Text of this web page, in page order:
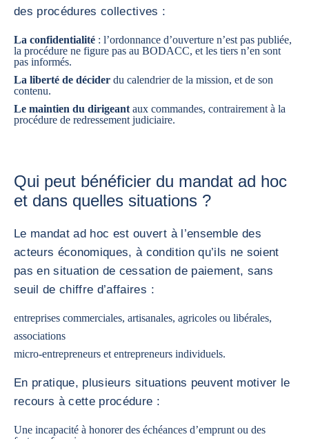
des procédures collectives :
La confidentialité : l’ordonnance d’ouverture n’est pas publiée,
la procédure ne figure pas au BODACC, et les tiers n’en sont
pas informés.
La liberté de décider du calendrier de la mission, et de son
contenu.
Le maintien du dirigeant aux commandes, contrairement à la
procédure de redressement judiciaire.
Qui peut bénéficier du mandat ad hoc
et dans quelles situations ?
Le mandat ad hoc est ouvert à l’ensemble des
acteurs économiques, à condition qu’ils ne soient
pas en situation de cessation de paiement, sans
seuil de chiffre d’affaires :
entreprises commerciales, artisanales, agricoles ou libérales,
associations
micro-entrepreneurs et entrepreneurs individuels.
En pratique, plusieurs situations peuvent motiver le
recours à cette procédure :
Une incapacité à honorer des échéances d’emprunt ou des